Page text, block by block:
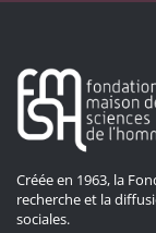
Créée en 1963, la
recherche et la
sociales.